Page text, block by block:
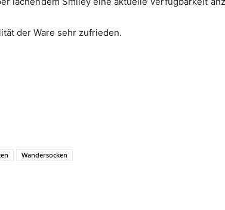
der Ware sehr zufrieden.
Wandersocken